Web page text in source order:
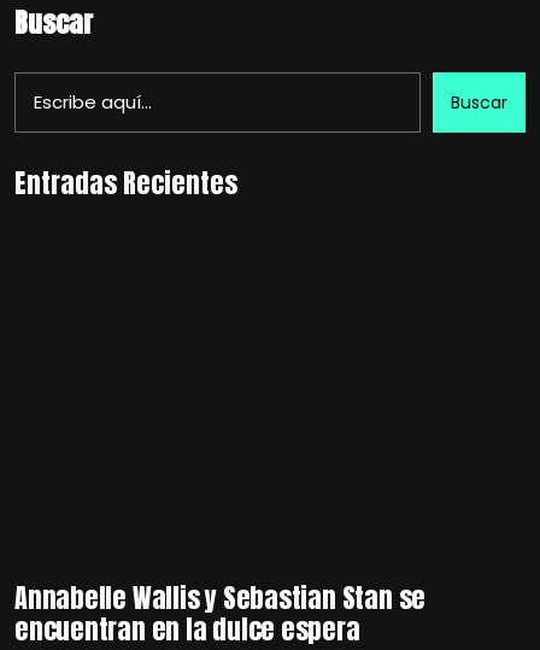
Buscar
Buscar
Entradas Recientes
Annabelle Wallis y Sebastian Stan se
encuentran en la dulce espera